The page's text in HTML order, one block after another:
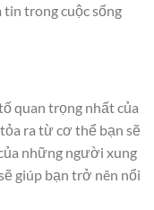
trong cuộc sống
quan trọng nhất của
ra từ cơ thể bạn sẽ
những người xung
giúp bạn trở nên nổi